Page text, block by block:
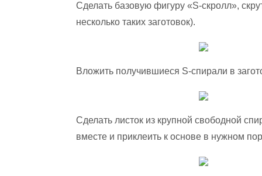
Сделать базовую фигуру «S-скролл»,
несколько таких заготовок).
Вложить получившиеся S-спирали в
Сделать листок из крупной свободной
вместе и приклеить к основе в нужном